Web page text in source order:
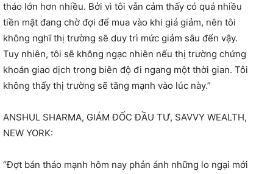
tháo lớn hơn nhiều. Bởi vì tôi vẫn cảm thấy có quá nhiều
tiền mặt đang chờ đợi để mua vào khi giá giảm, nên tôi
không nghĩ thị trường sẽ duy trì mức giảm sâu đến vậy.
Tuy nhiên, tôi sẽ không ngạc nhiên nếu thị trường chứng
khoán giao dịch trong biên độ đi ngang một thời gian. Tôi
không thấy thị trường sẽ tăng mạnh vào lúc này.”
ANSHUL SHARMA, GIÁM ĐỐC ĐẦU TƯ, SAVVY WEALTH,
NEW YORK:
“Đợt bán tháo mạnh hôm nay phản ánh những lo ngại mới